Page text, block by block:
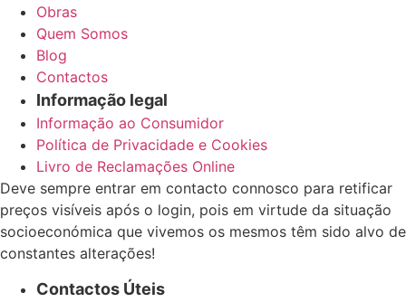
Obras
Quem Somos
Blog
Contactos
Informação legal
Informação ao Consumidor
Política de Privacidade e Cookies
Livro de Reclamações Online
Deve sempre entrar em contacto connosco para retificar
preços visíveis após o login, pois em virtude da situação
socioeconómica que vivemos os mesmos têm sido alvo de
constantes alterações!
Contactos Úteis